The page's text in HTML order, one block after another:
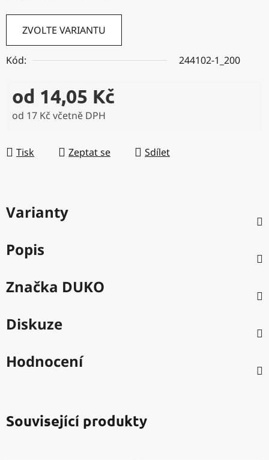
ZVOLTE VARIANTU
Kód: 244102-1_200
od 14,05 Kč
od 17 Kč včetně DPH
Tisk
Zeptat se Sdílet
Varianty
Popis
Značka DUKO
Diskuze
Hodnocení
Související produkty